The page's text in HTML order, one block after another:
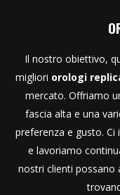
Il nostro obiettivo,
migliori orologi
mercato. Offriamo
fascia alta e una
preferenza e gusto.
e lavoriamo
nostri clienti possano